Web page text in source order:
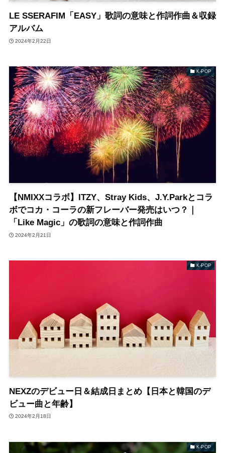
LE SSERAFIM「EASY」歌詞の意味と作詞作曲＆収録
アルバム
2024年2月22日
K-POP
【NMIXXコラボ】ITZY、Stray Kids、J.Y.Parkとコラ
ボでコカ・コーラの新フレーバー発売はいつ？｜
「Like Magic」の歌詞の意味と作詞作曲
2024年2月21日
K-POP
NEXZのデビュー日＆結成日まとめ【日本と韓国のデ
ビュー曲と年齢】
2024年2月18日
K-POP